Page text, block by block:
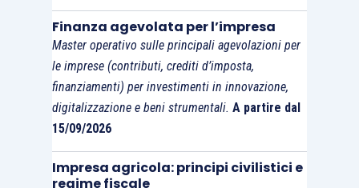
altri documenti inerenti all’investimento);
icosti di gestione dell’intera pratica tra
certificazioni energetiche
ex ante ed ex
post, “attestazione dell
interconnessione dei beni al sistema
aziendale di gestione della produzione o alla
rete di fornitura, della congruità e della
pertinenza delle spese sostenute ” e
Finanza agevolata per l’impresa
Master operativo sulle principali agevolazioni per
le imprese (contributi, crediti d’imposta,
finanziamenti) per investimenti in innovazione,
digitalizzazione e beni strumentali. A partire dal
15/09/2026
Impresa agricola: principi civilistici e
regime fiscale